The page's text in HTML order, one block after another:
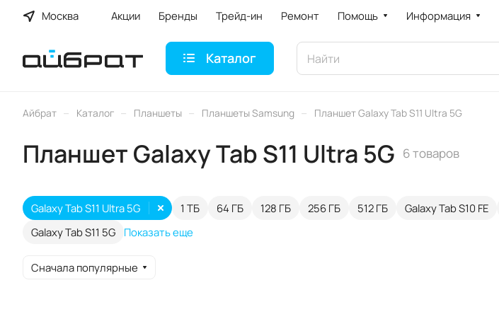
Москва Акции Бренды Трейд-ин Ремонт Помощь Информация
Каталог
Айбрат – Каталог – Планшеты – Планшеты Samsung – Планшет Galaxy Tab S11 Ultra 5G
Планшет Galaxy Tab S11 Ultra 5G 6 товаров
1 ТБ 64 ГБ 128 ГБ 256 ГБ 512 ГБ Galaxy Tab S10 FE
Galaxy Tab S11 5G
Galaxy Tab S11 Ultra 5G
Показать еще
Сначала популярные